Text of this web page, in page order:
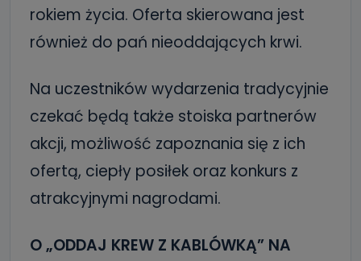
rokiem życia. Oferta skierowana jest
również do pań nieoddających krwi.
Na uczestników wydarzenia tradycyjnie
czekać będą także stoiska partnerów
akcji, możliwość zapoznania się z ich
ofertą, ciepły posiłek oraz konkurs z
atrakcyjnymi nagrodami.
O „ODDAJ KREW Z KABLÓWKĄ” NA